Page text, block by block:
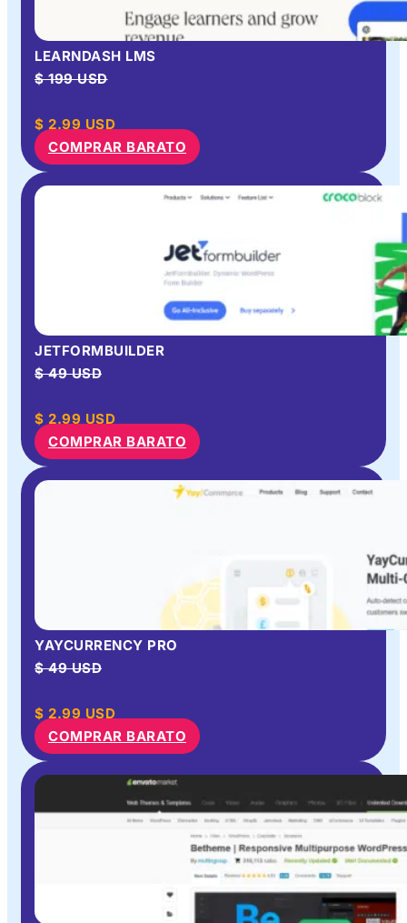
LEARNDASH LMS
$ 199 USD
$ 2.99 USD
COMPRAR BARATO
JETFORMBUILDER
$ 49 USD
$ 2.99 USD
COMPRAR BARATO
YAYCURRENCY PRO
$ 49 USD
$ 2.99 USD
COMPRAR BARATO